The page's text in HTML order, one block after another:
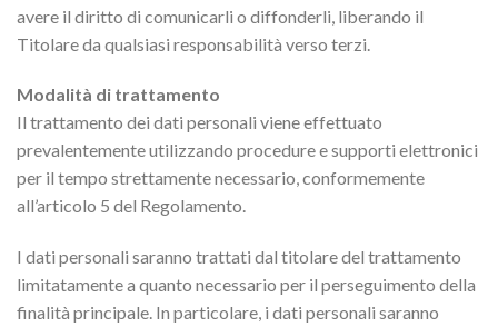
avere il diritto di comunicarli o diffonderli, liberando il
Titolare da qualsiasi responsabilità verso terzi.
Modalità di trattamento
Il trattamento dei dati personali viene effettuato
prevalentemente utilizzando procedure e supporti elettronici
per il tempo strettamente necessario, conformemente
all’articolo 5 del Regolamento.
I dati personali saranno trattati dal titolare del trattamento
limitatamente a quanto necessario per il perseguimento della
finalità principale. In particolare, i dati personali saranno